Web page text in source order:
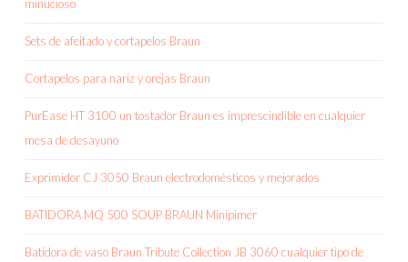
minucioso
Sets de afeitado y cortapelos Braun
Cortapelos para nariz y orejas Braun
PurEase HT 3100 un tostador Braun es imprescindible en cualquier
mesa de desayuno
Exprimidor CJ 3050 Braun electrodomésticos y mejorados
BATIDORA MQ 500 SOUP BRAUN Minipimer
Batidora de vaso Braun Tribute Collection JB 3060 cualquier tipo de